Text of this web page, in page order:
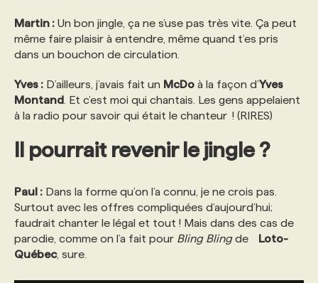
Martin : Un bon jingle, ça ne s’use pas très vite. Ça peut
même faire plaisir à entendre, même quand t’es pris
dans un bouchon de circulation.
Yves : D’ailleurs, j’avais fait un McDo à la façon d’Yves
Montand . Et c’est moi qui chantais. Les gens appelaient
à la radio pour savoir qui était le chanteur ! (RIRES)
Il pourrait revenir le jingle ?
Paul : Dans la forme qu’on l’a connu, je ne crois pas.
Surtout avec les offres compliquées d’aujourd’hui;
faudrait chanter le légal et tout ! Mais dans des cas de
parodie, comme on l’a fait pour Bling Blingde Loto-
Québec, sure.